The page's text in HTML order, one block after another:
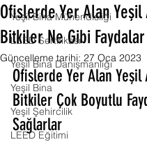
Yeşil Bina Mühendisliği
LEED Sertifikası
Yeşil Bina Danışmanlığı
Yeşil Bina
Yeşil Şehircilik
LEED Eğitimi
Ofislerde Yer Alan
Bitkiler Ne Gibi
Güncelleme tarihi: 27 Oca 2023
Ofislerde Yer Alan Yeşil
Bitkiler Çok Boyutlu
Sağlarlar